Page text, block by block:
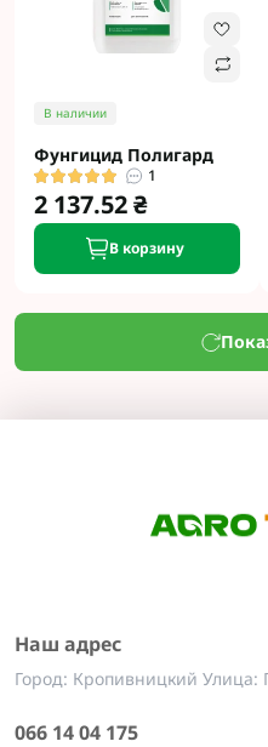
В наличии
Фунгицид Полигард
1
2 137.52 ₴
В корзину
Наш адрес
Город: Кропивницкий
066 14 04 175